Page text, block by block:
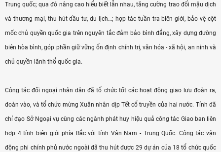
Trung quốc; qua đó nâng cao hiểu biết lẫn nhau, tăng cường trao đổi mậu dịch
và thương mại, thu hút đầu tư, du lịch…; hợp tác tuần tra biên giới, bảo vệ cột
mốc chủ quyền quốc gia trên nguyên tắc đảm bảo bình đẳng, xây dựng đường
biên hòa bình, góp phần giữ vững ổn định chính trị, văn hóa - xã hội, an ninh và
chủ quyền lãnh thổ quốc gia.
Công tác đối ngoại nhân dân đã tổ chức tốt các hoạt động giao lưu đoàn ra,
đoàn vào, và tổ chức mừng Xuân nhân dịp Tết cổ truyền của hai nước. Tỉnh đã
chỉ đạo Sở Ngoại vụ cùng các ngành phát huy hiệu quả công tác Giao ban liên
hợp 4 tỉnh biên giới phía Bắc với tỉnh Vân Nam - Trung Quốc. Công tác vận
động phi chính phủ nước ngoài đã thu hút được 29 dự án của 18 tổ chức quốc